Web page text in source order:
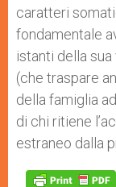
caratteri
fondamentale
istanti della
(che traspare
della famiglia
di chi ritiene
estraneo dalla